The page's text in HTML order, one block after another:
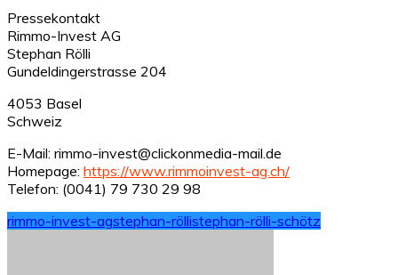
Pressekontakt
Rimmo-Invest AG
Stephan Rölli
Gundeldingerstrasse 204
4053 Basel
Schweiz
E-Mail: rimmo-invest@clickonmedia-mail.de
Homepage: https://www.rimmoinvest-ag.ch/
Telefon: (0041) 79 730 29 98
rimmo-invest-agstephan-röllistephan-rölli-schötz